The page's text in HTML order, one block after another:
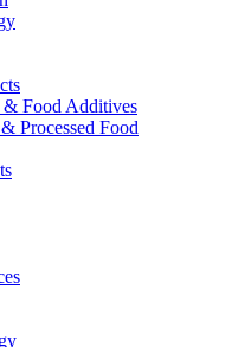
& Food Additives
Processed Food